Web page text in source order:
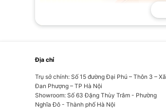
Địa chỉ
Trụ sở chính: Số 15 đường Đại Phú – Thôn 3 – Xã
Đan Phượng – TP Hà Nội
Showroom: Số 63 Đặng Thùy Trâm - Phường
Nghĩa Đô - Thành phố Hà Nội